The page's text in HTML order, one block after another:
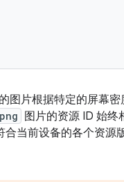
图片根据特定的屏幕密
图片的资源 ID 始终
合当前设备的各个资源